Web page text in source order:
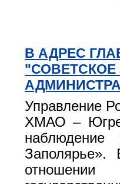
В АДРЕС
Управление
ХМАО – Югре
наблюдение
Заполярье».
отношении